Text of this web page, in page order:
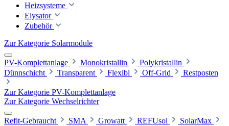
Heizsysteme
Elysator
Zubehör
Zur Kategorie Solarmodule
PV-Komplettanlage Monokristallin
Polykristallin
Dünnschicht
Transparent Flexibl Off-Grid Restposten
Zur Kategorie PV-Komplettanlage
Zur Kategorie Wechselrichter
Refit-Gebraucht SMA Growatt REFUsol
SolarMax